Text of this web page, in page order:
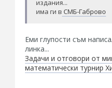
издания...
има ги в СМБ-Габрово
Еми глупости съм
линка...
Задачи и отговори от
математически турнир